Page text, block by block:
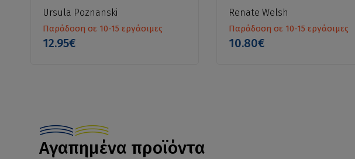
Ursula Poznanski
Παράδοση σε 10-15 εργάσιμες
12.95€
Renate Welsh
Παράδοση σε 10-15 εργάσιμες
10.80€
Αγαπημένα προϊόντα